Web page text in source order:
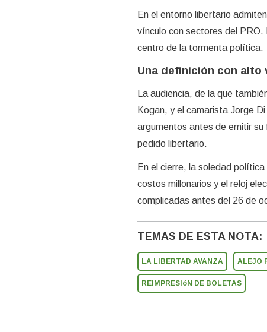
En el entorno libertario
vínculo con sectores del PRO.
centro de la tormenta política.
Una definición con
La audiencia, de la que
Kogan, y el camarista Jorge
argumentos antes de emitir su
pedido libertario.
En el cierre, la soledad
costos millonarios y el reloj
complicadas antes del 26 de
TEMAS DE ESTA NOTA:
LA LIBERTAD AVANZA ALEJO
REIMPRESIóN DE BOLETAS